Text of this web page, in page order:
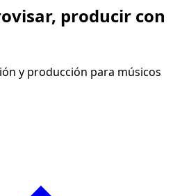
producir con
y producción para músicos